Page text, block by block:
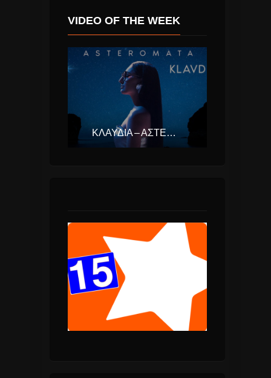
VIDEO OF THE WEEK
ΚΛΑΥΔΊΑ – ΑΣΤΕΡΟΜΆΤΑ (EUROVISION ΕΛΛΆΔΑ 2025)